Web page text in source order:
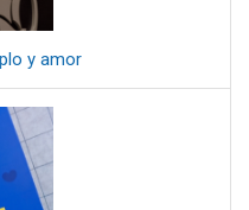
y amor